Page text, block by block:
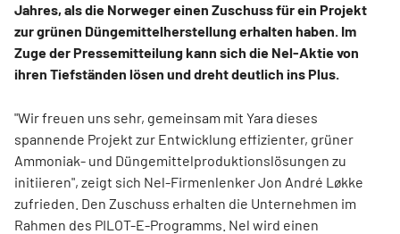
Jahres, als die Norweger einen Zuschuss für ein Projekt
zur grünen Düngemittelherstellung erhalten haben. Im
Zuge der Pressemitteilung kann sich die Nel-Aktie von
ihren Tiefständen lösen und dreht deutlich ins Plus.
"Wir freuen uns sehr, gemeinsam mit Yara dieses
spannende Projekt zur Entwicklung effizienter, grüner
Ammoniak- und Düngemittelproduktionslösungen zu
initiieren", zeigt sich Nel-Firmenlenker Jon André Løkke
zufrieden. Den Zuschuss erhalten die Unternehmen im
Rahmen des PILOT-E-Programms. Nel wird einen